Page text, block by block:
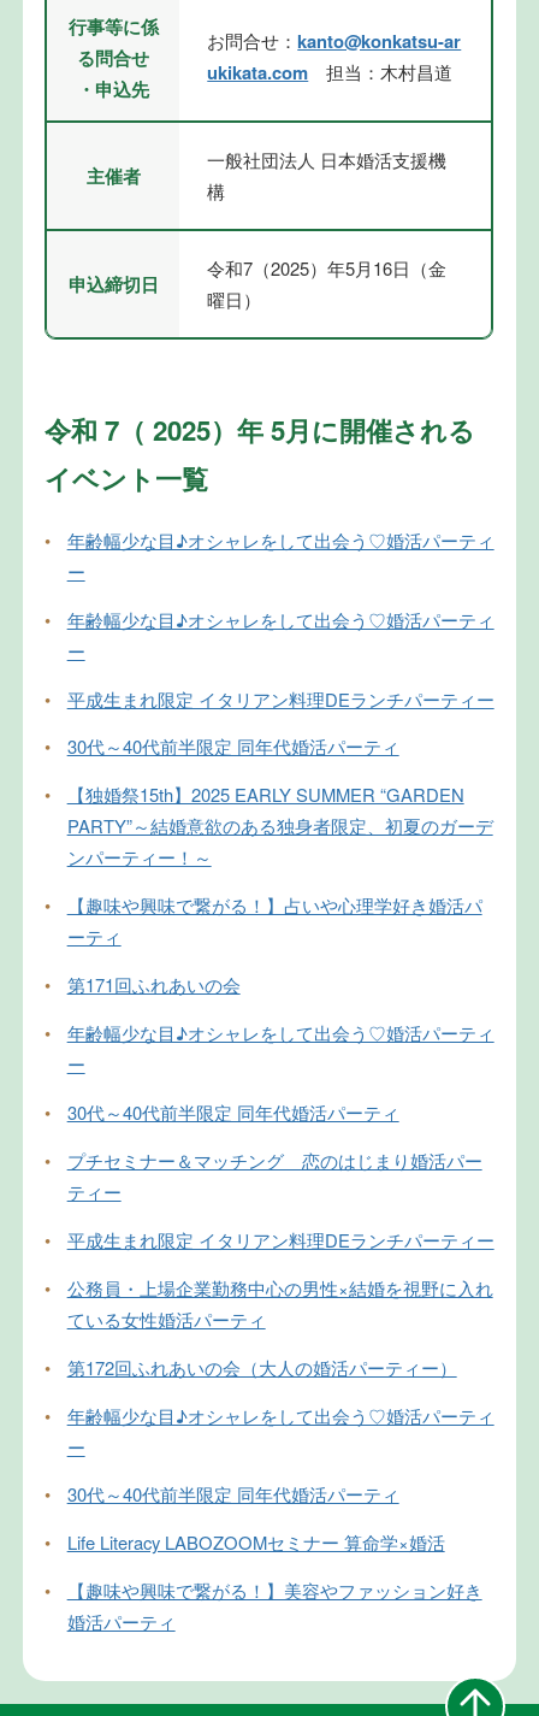
行事等に係
る問合せ
・申込先
お問合せ：kanto@konkatsu-ar
ukikata.com 担当：木村昌道
主催者
一般社団法人 日本婚活支援機
構
申込締切日
令和7（2025）年5月16日（金
曜日）
令和 7（ 2025）年 5月に開催される
イベント一覧
•
年齢幅少な目♪オシャレをして出会う♡婚活パーティ
ー
•
年齢幅少な目♪オシャレをして出会う♡婚活パーティ
ー
•
平成生まれ限定 イタリアン料理DEランチパーティー
•
30代～40代前半限定 同年代婚活パーティ
•
【独婚祭15th】2025 EARLY SUMMER “GARDEN
PARTY”～結婚意欲のある独身者限定、初夏のガーデ
ンパーティー！～
•
【趣味や興味で繋がる！】占いや心理学好き婚活パ
ーティ
•
第171回ふれあいの会
•
年齢幅少な目♪オシャレをして出会う♡婚活パーティ
ー
•
30代～40代前半限定 同年代婚活パーティ
•
プチセミナー＆マッチング 恋のはじまり婚活パー
ティー
•
平成生まれ限定 イタリアン料理DEランチパーティー
•
公務員・上場企業勤務中心の男性×結婚を視野に入れ
ている女性婚活パーティ
•
第172回ふれあいの会（大人の婚活パーティー）
•
年齢幅少な目♪オシャレをして出会う♡婚活パーティ
ー
•
30代～40代前半限定 同年代婚活パーティ
•
Life Literacy LABOZOOMセミナー 算命学×婚活
•
【趣味や興味で繋がる！】美容やファッション好き
婚活パーティ